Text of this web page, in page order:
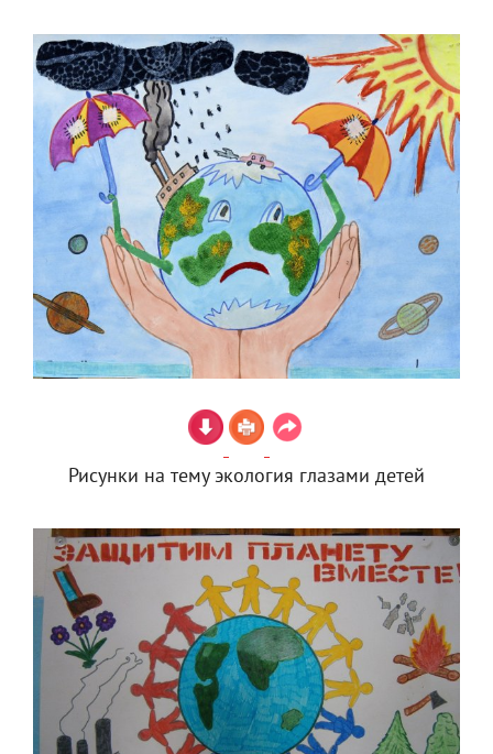
Рисунки на тему экология глазами детей